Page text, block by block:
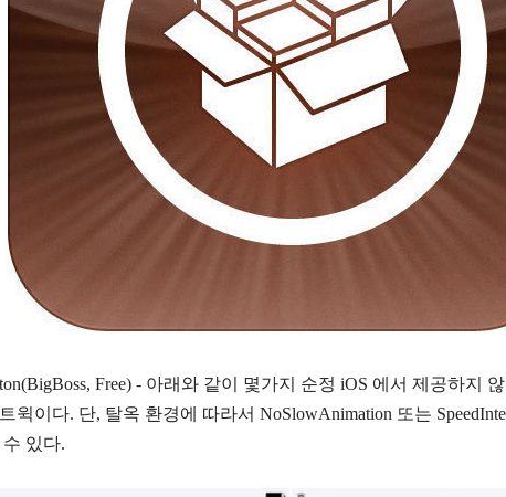
Free) - 아래와 같이 몇가지 순정 iOS 에서 제공하지
윅이다. 단, 탈옥 환경에 따라서 NoSlowAnimation 또는
있다.